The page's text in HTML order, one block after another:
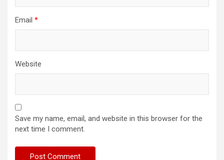
Email *
Website
Save my name, email, and website in this browser for the
next time I comment.